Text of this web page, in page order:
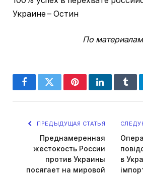
Украине – Остин
По
FacebookTwitterPinterestLinkedIn
ПРЕДЫДУЩАЯ СТАТЬЯ
Преднамеренная
жестокость России
против Украины
посягает на мировой
в